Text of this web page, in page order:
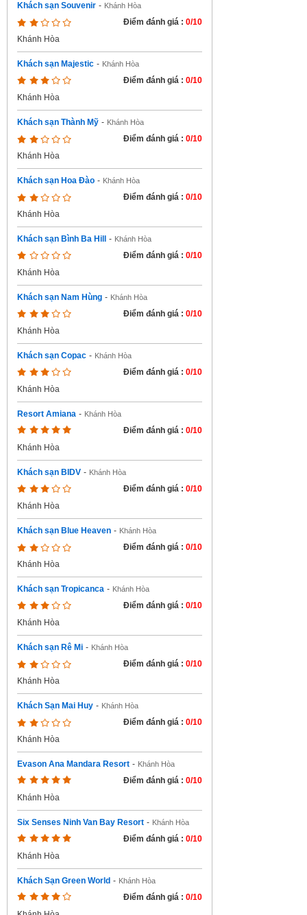
Khách sạn Souvenir - Khánh Hòa
Điểm đánh giá : 0/10
Khánh Hòa
Khách sạn Majestic - Khánh Hòa
Điểm đánh giá : 0/10
Khánh Hòa
Khách sạn Thành Mỹ - Khánh Hòa
Điểm đánh giá : 0/10
Khánh Hòa
Khách sạn Hoa Đào - Khánh Hòa
Điểm đánh giá : 0/10
Khánh Hòa
Khách sạn Bình Ba Hill - Khánh Hòa
Điểm đánh giá : 0/10
Khánh Hòa
Khách sạn Nam Hùng - Khánh Hòa
Điểm đánh giá : 0/10
Khánh Hòa
Khách sạn Copac - Khánh Hòa
Điểm đánh giá : 0/10
Khánh Hòa
Resort Amiana - Khánh Hòa
Điểm đánh giá : 0/10
Khánh Hòa
Khách sạn BIDV - Khánh Hòa
Điểm đánh giá : 0/10
Khánh Hòa
Khách sạn Blue Heaven - Khánh Hòa
Điểm đánh giá : 0/10
Khánh Hòa
Khách sạn Tropicanca - Khánh Hòa
Điểm đánh giá : 0/10
Khánh Hòa
Khách sạn Rê Mi - Khánh Hòa
Điểm đánh giá : 0/10
Khánh Hòa
Khách Sạn Mai Huy - Khánh Hòa
Điểm đánh giá : 0/10
Khánh Hòa
Evason Ana Mandara Resort - Khánh Hòa
Điểm đánh giá : 0/10
Khánh Hòa
Six Senses Ninh Van Bay Resort - Khánh Hòa
Điểm đánh giá : 0/10
Khánh Hòa
Khách Sạn Green World - Khánh Hòa
Điểm đánh giá : 0/10